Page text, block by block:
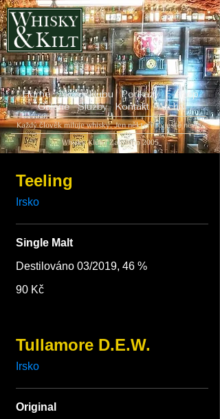
Home Akce v klubuPoukazyE-shop
Galerie
Služby Kontakt Archiv
Každý člověk miluje whisky. Jen někteří to ještě neví...
Whisky Klub | Založeno 2005
Teeling
Irsko
Single Malt
Destilováno 03/2019, 46 %
90 Kč
Tullamore D.E.W.
Irsko
Original